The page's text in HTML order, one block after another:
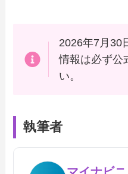
2026年7月30
情報は必ず公
い。
執筆者